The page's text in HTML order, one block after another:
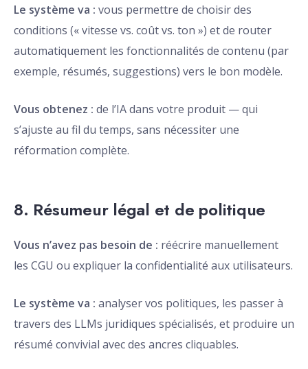
Le système va : vous permettre de choisir des
conditions (« vitesse vs. coût vs. ton ») et de router
automatiquement les fonctionnalités de contenu (par
exemple, résumés, suggestions) vers le bon modèle.
Vous obtenez : de l’IA dans votre produit — qui
s’ajuste au fil du temps, sans nécessiter une
réformation complète.
8. Résumeur légal et de politique
Vous n’avez pas besoin de : réécrire manuellement
les CGU ou expliquer la confidentialité aux utilisateurs.
Le système va : analyser vos politiques, les passer à
travers des LLMs juridiques spécialisés, et produire un
résumé convivial avec des ancres cliquables.